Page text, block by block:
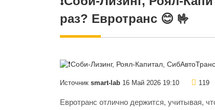
раз? Евротранс 😊 🤟
Источник smart-lab 16 Май 2026 19:10 119
Евротранс отлично держится, учитывая,